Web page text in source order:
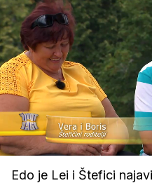
Upali
zvuk
/
Loaded :
63.30%
Edo je Lei i Štefici